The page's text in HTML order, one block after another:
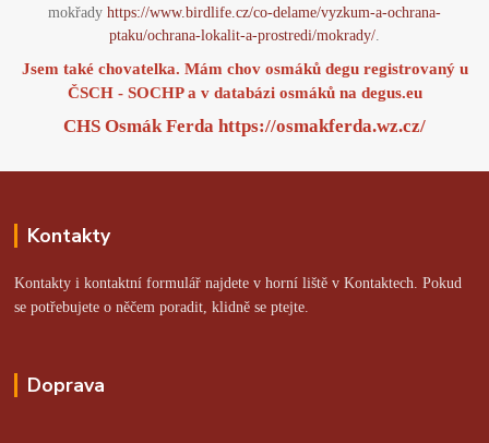
mokřady https://www.birdlife.cz/co-delame/vyzkum-a-ochrana-
ptaku/ochrana-lokalit-a-prostredi/mokrady/.
Jsem také chovatelka. Mám chov osmáků degu registrovaný u
ČSCH - SOCHP a v databázi osmáků na degus.eu
CHS Osmák Ferda https://osmakferda.wz.cz/
Kontakty
Kontakty i kontaktní formulář najdete v horní liště v Kontaktech. Pokud
se potřebujete o něčem poradit, klidně se ptejte.
Doprava